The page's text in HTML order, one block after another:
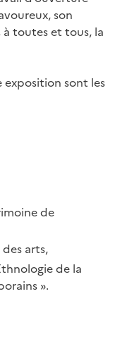
son
toutes et tous, la
exposition sont les
de
arts,
de la
».